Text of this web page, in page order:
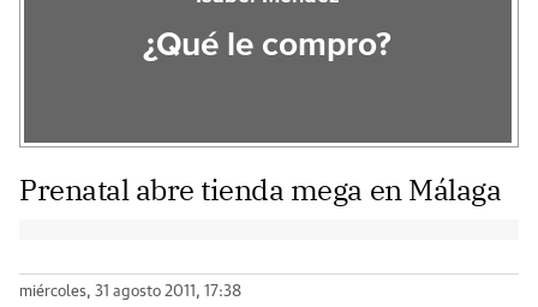
¿Qué le compro?
Prenatal abre tienda mega en Málaga
miércoles, 31 agosto 2011, 17:38